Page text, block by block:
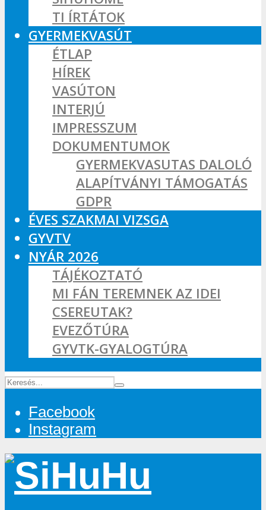
TI ÍRTÁTOK
GYERMEKVASÚT
ÉTLAP
HÍREK
VASÚTON
INTERJÚ
IMPRESSZUM
DOKUMENTUMOK
GYERMEKVASUTAS DALOLÓ
ALAPÍTVÁNYI TÁMOGATÁS
GDPR
ÉVES SZAKMAI VIZSGA
GYVTV
NYÁR 2026
TÁJÉKOZTATÓ
MI FÁN TEREMNEK AZ IDEI
CSEREUTAK?
EVEZŐTÚRA
GYVTK-GYALOGTÚRA
Facebook
Instagram